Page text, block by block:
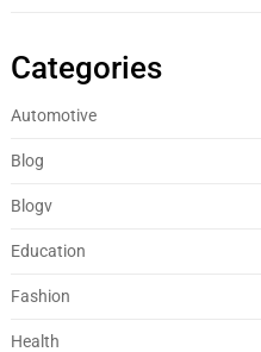
Categories
Automotive
Blog
Blogv
Education
Fashion
Health